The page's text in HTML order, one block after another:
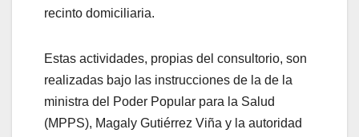
recinto domiciliaria.
Estas actividades, propias del consultorio, son
realizadas bajo las instrucciones de la de la
ministra del Poder Popular para la Salud
(MPPS), Magaly Gutiérrez Viña y la autoridad